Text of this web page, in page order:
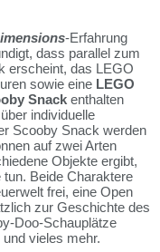
-Erfahrung
dass parallel zum
erscheint, das LEGO
sowie eine LEGO
Snack enthalten
individuelle
Scooby Snack werden
auf zwei Arten
Objekte ergibt,
Beide Charaktere
frei, eine Open
zur Geschichte des
Doo-Schauplätze
vieles mehr.